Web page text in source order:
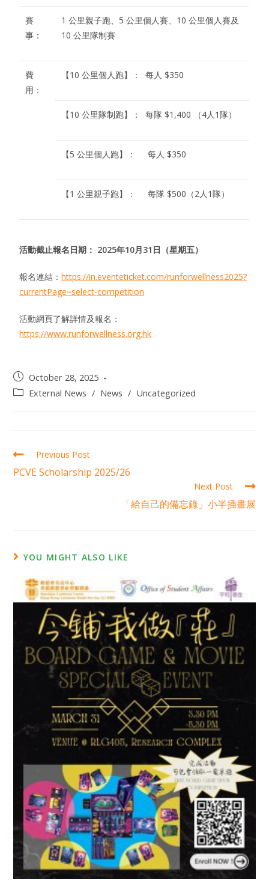
賽
事：
1 公里親子跑、5 公里個人賽、10 公里個人賽及
10 公里隊制賽
費
用：
【10 公里個人跑】： 每人 $350
【10 公里隊制跑】： 每隊 $1,400 （4人1隊）
【5 公里個人跑】： 每人 $350
【1 公里親子跑】： 每隊 $500（2人1隊）
活動截止報名日期： 2025年10月31 日（星期五）
報名連結：https://in.eventeticket.com/runforwellness2025?
currentPage=select-competition
活動網頁了解詳情及報名：
https://www.runforwellness.org.hk
October 28, 2025
External News / News / Uncategorized
Previous Post
PCVE Scholarship 2025/26
Next Post
「給自己的備忘錄」小半插畫展
YOU MIGHT ALSO LIKE